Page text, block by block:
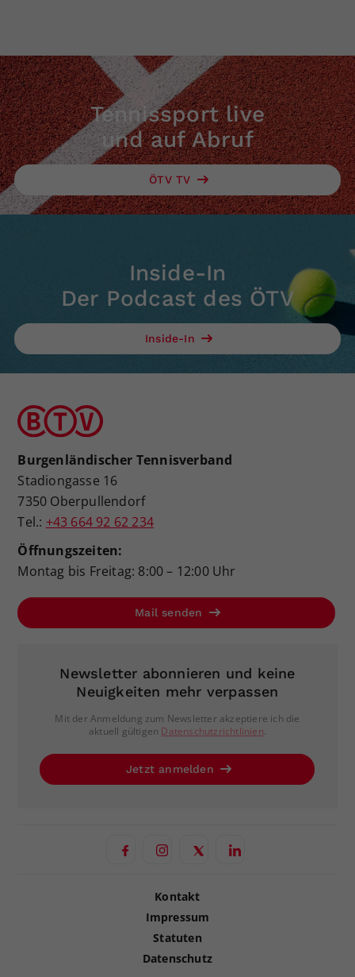
Tennissport live
und auf Abruf
ÖTV TV
Inside-In
Der Podcast des ÖTV
Inside-In
Burgenländischer Tennisverband
Stadiongasse 16
7350 Oberpullendorf
Tel.: +43 664 92 62 234
Öffnungszeiten:
Montag bis Freitag: 8:00 – 12:00 Uhr
Mail senden
Newsletter abonnieren und keine
Neuigkeiten mehr verpassen
Mit der Anmeldung zum Newsletter akzeptiere ich die
aktuell gültigen Datenschutzrichtlinien.
Jetzt anmelden
Kontakt
Impressum
Statuten
Datenschutz